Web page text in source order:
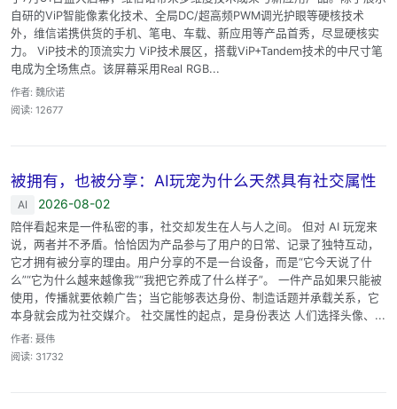
自研的ViP智能像素化技术、全局DC/超高频PWM调光护眼等硬核技术
外，维信诺携供货的手机、笔电、车载、新应用等产品首秀，尽显硬核实
力。 ViP技术的顶流实力 ViP技术展区，搭载ViP+Tandem技术的中尺寸笔
电成为全场焦点。该屏幕采用Real RGB...
作者: 魏欣诺
阅读: 12677
被拥有，也被分享：AI玩宠为什么天然具有社交属性
AI 2026-08-02
陪伴看起来是一件私密的事，社交却发生在人与人之间。 但对 AI 玩宠来
说，两者并不矛盾。恰恰因为产品参与了用户的日常、记录了独特互动，
它才拥有被分享的理由。用户分享的不是一台设备，而是“它今天说了什
么”“它为什么越来越像我”“我把它养成了什么样子”。 一件产品如果只能被
使用，传播就要依赖广告；当它能够表达身份、制造话题并承载关系，它
本身就会成为社交媒介。 社交属性的起点，是身份表达 人们选择头像、...
作者: 聂伟
阅读: 31732